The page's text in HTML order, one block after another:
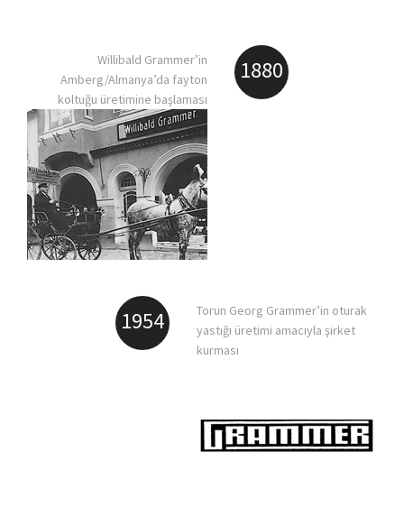
1880
Willibald Grammer’in
Amberg/Almanya’da fayton
koltuğu üretimine başlaması
1954
Torun Georg Grammer’in oturak
yastığı üretimi amacıyla şirket
kurması